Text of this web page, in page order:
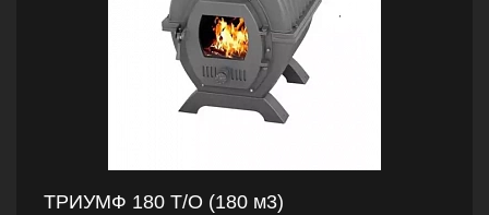
ТРИУМФ 180 Т/О (180 м3)